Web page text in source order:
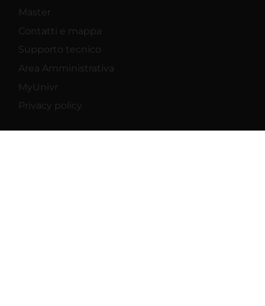
Master
Contatti e mappa
Supporto tecnico
Area Amministrativa
MyUnivr
Privacy policy